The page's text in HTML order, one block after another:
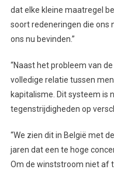
dat elke kleine maatregel
soort redeneringen die ons
ons nu bevinden.”
“Naast het probleem van
volledige relatie tussen
kapitalisme. Dit systeem is
tegenstrijdigheden op
“We zien dit in België met
jaren dat een te hoge
Om de winststroom niet af